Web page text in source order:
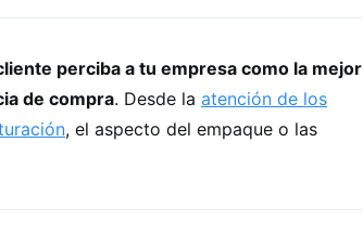
perciba a tu empresa como la mejor
de compra. Desde la atención de los
, el aspecto del empaque o las